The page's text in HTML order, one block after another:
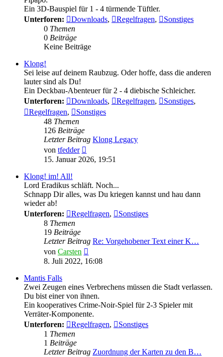
Ein 3D-Bauspiel für 1 - 4 türmende Tüftler.
Unterforen:
Downloads, Regelfragen,
Sonstiges
0 Themen
0 Beiträge
Keine Beiträge
Klong!
Sei leise auf deinem Raubzug. Oder hoffe, dass die anderen
lauter sind als Du!
Ein Deckbau-Abenteuer für 2 - 4 diebische Schleicher.
Unterforen:
Downloads, Regelfragen, Sonstiges,
Regelfragen,
Sonstiges
48 Themen
126 Beiträge
Letzter Beitrag Klong Legacy
von tfedder
Beitrag
15. Januar 2026, 19:51
Klong! im! All!
Lord Eradikus schläft. Noch...
Schnapp Dir alles, was Du kriegen kannst und hau dann
wieder ab!
Unterforen:
Regelfragen,
Sonstiges
8 Themen
19 Beiträge
Letzter Beitrag Re: Vorgehobener Text einer K…
von Carsten
Beitrag
8. Juli 2022, 16:08
Mantis Falls
Zwei Zeugen eines Verbrechens müssen die Stadt verlassen.
Du bist einer von ihnen.
Ein kooperatives Crime-Noir-Spiel für 2-3 Spieler mit
Verräter-Komponente.
Unterforen:
Regelfragen,
Sonstiges
1 Themen
1 Beiträge
Letzter Beitrag Zuordnung der Karten zu den B…